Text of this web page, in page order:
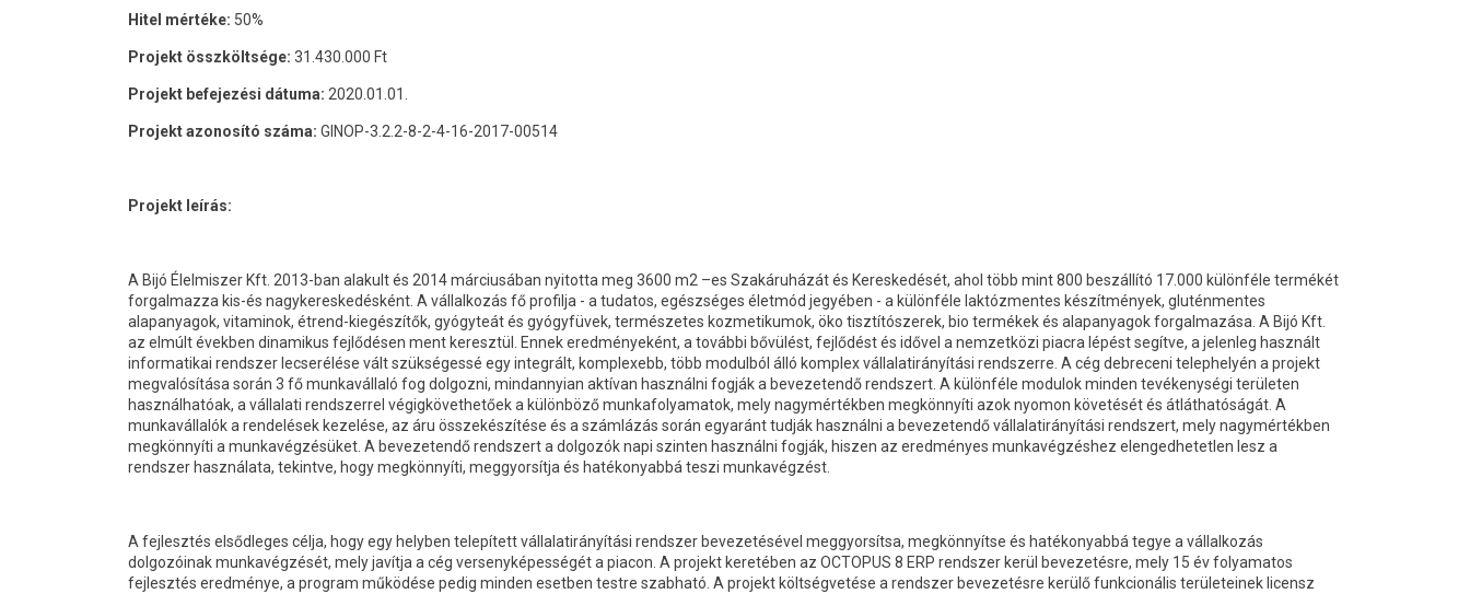
Hitel mértéke: 50%
Projekt összköltsége: 31.430.000 Ft
Projekt befejezési dátuma: 2020.01.01.
Projekt azonosító száma: GINOP-3.2.2-8-2-4-16-2017-00514
Projekt leírás:
A Bijó Élelmiszer Kft. 2013-ban alakult és 2014 márciusában nyitotta meg 3600 m2 –es Szakáruházát és Kereskedését, ahol több mint 800 beszállító 17.000 különféle termékét
forgalmazza kis-és nagykereskedésként. A vállalkozás fő profilja - a tudatos, egészséges életmód jegyében - a különféle laktózmentes készítmények, gluténmentes
alapanyagok, vitaminok, étrend-kiegészítők, gyógyteát és gyógyfüvek, természetes kozmetikumok, öko tisztítószerek, bio termékek és alapanyagok forgalmazása. A Bijó Kft.
az elmúlt években dinamikus fejlődésen ment keresztül. Ennek eredményeként, a további bővülést, fejlődést és idővel a nemzetközi piacra lépést segítve, a jelenleg használt
informatikai rendszer lecserélése vált szükségessé egy integrált, komplexebb, több modulból álló komplex vállalatirányítási rendszerre. A cég debreceni telephelyén a projekt
megvalósítása során 3 fő munkavállaló fog dolgozni, mindannyian aktívan használni fogják a bevezetendő rendszert. A különféle modulok minden tevékenységi területen
használhatóak, a vállalati rendszerrel végigkövethetőek a különböző munkafolyamatok, mely nagymértékben megkönnyíti azok nyomon követését és átláthatóságát. A
munkavállalók a rendelések kezelése, az áru összekészítése és a számlázás során egyaránt tudják használni a bevezetendő vállalatirányítási rendszert, mely nagymértékben
megkönnyíti a munkavégzésüket. A bevezetendő rendszert a dolgozók napi szinten használni fogják, hiszen az eredményes munkavégzéshez elengedhetetlen lesz a
rendszer használata, tekintve, hogy megkönnyíti, meggyorsítja és hatékonyabbá teszi munkavégzést.
A fejlesztés elsődleges célja, hogy egy helyben telepített vállalatirányítási rendszer bevezetésével meggyorsítsa, megkönnyítse és hatékonyabbá tegye a vállalkozás
dolgozóinak munkavégzését, mely javítja a cég versenyképességét a piacon. A projekt keretében az OCTOPUS 8 ERP rendszer kerül bevezetésre, mely 15 év folyamatos
fejlesztés eredménye, a program működése pedig minden esetben testre szabható. A projekt költségvetése a rendszer bevezetésre kerülő funkcionális területeinek licensz